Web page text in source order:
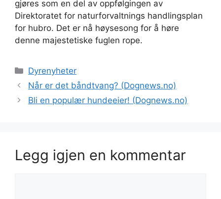
gjøres som en del av oppfølgingen av
Direktoratet for naturforvaltnings handlingsplan
for hubro. Det er nå høysesong for å høre
denne majestetiske fuglen rope.
Kategorier
Dyrenyheter
Når er det båndtvang? (Dognews.no)
Bli en populær hundeeier! (Dognews.no)
Legg igjen en kommentar